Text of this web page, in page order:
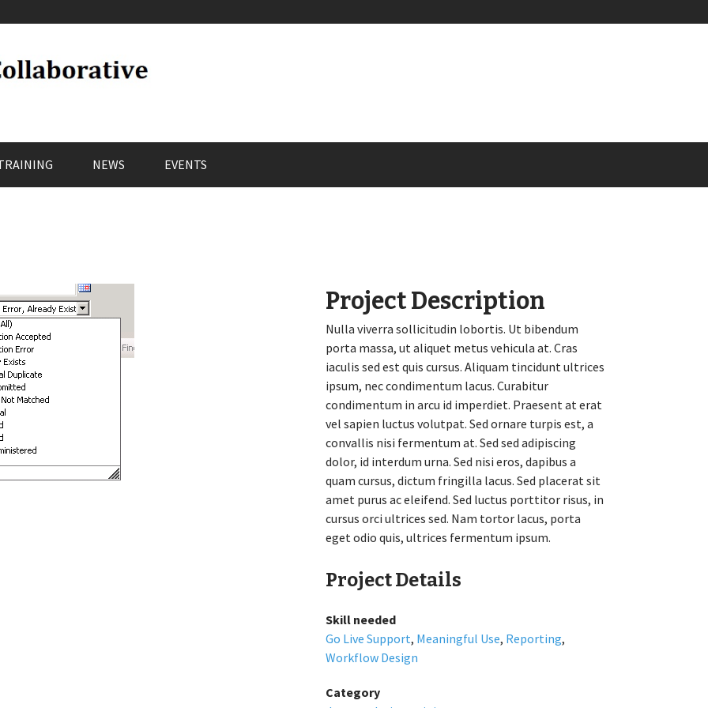
NEWS EVENTS
Project Description
Nulla viverra sollicitudin lobortis. Ut bibendum
porta massa, ut aliquet metus vehicula at. Cras
iaculis sed est quis cursus. Aliquam tincidunt ultrices
ipsum, nec condimentum lacus. Curabitur
condimentum in arcu id imperdiet. Praesent at erat
vel sapien luctus volutpat. Sed ornare turpis est, a
convallis nisi fermentum at. Sed sed adipiscing
dolor, id interdum urna. Sed nisi eros, dapibus a
quam cursus, dictum fringilla lacus. Sed placerat sit
amet purus ac eleifend. Sed luctus porttitor risus, in
cursus orci ultrices sed. Nam tortor lacus, porta
eget odio quis, ultrices fermentum ipsum.
Project Details
Skill needed
Go Live Support, Meaningful Use, Reporting,
Workflow Design
Category